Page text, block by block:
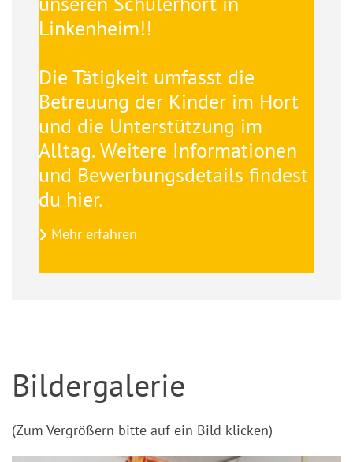
Linkenheim!!
Die Tätigkeit umfasst die
Betreuung der Kinder im Hort
und die Unterstützung im
Alltag. Weitere Informationen
und Bewerbungsdetails findest
du hier.
Mehr erfahren
Bildergalerie
(Zum Vergrößern bitte auf ein Bild klicken)